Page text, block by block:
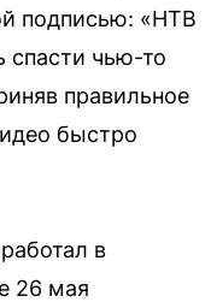
подписью: «НТВ
чью-то
правильное
быстро
в
26 мая